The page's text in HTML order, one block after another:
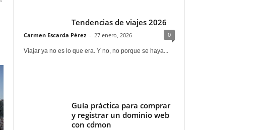
Tendencias de viajes 2026
Carmen Escarda Pérez - 27 enero, 2026 0
Viajar ya no es lo que era. Y no, no porque se haya...
Guía práctica para comprar
y registrar un dominio web
con cdmon